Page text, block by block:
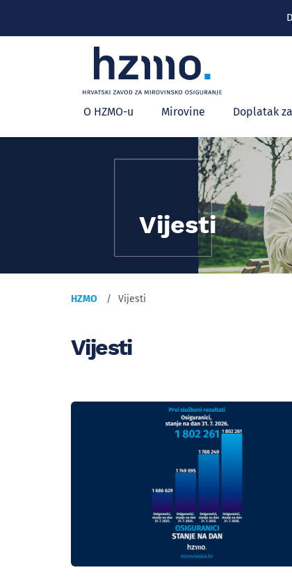
Glavni
izbornik
O HZMO-u Mirovine Doplatak
Vijesti
HZMO Vijesti
Vijesti